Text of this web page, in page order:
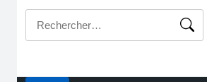
Rechercher :